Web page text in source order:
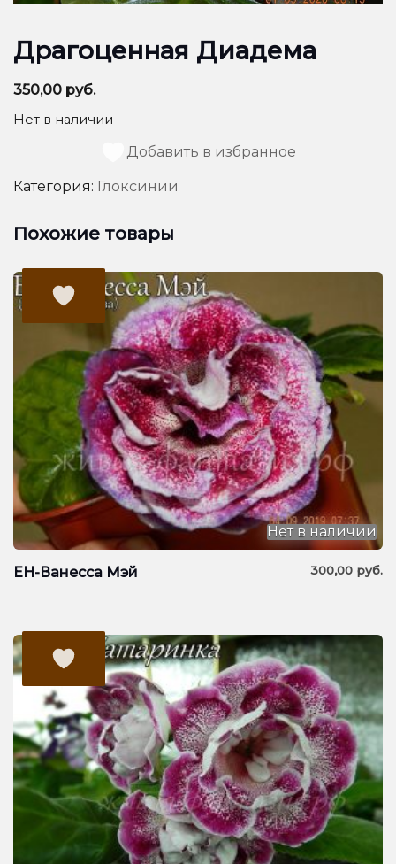
Драгоценная Диадема
350,00 руб.
Нет в наличии
Добавить в избранное
Категория: Глоксинии
Похожие товары
ЕН-Ванесса Мэй 300,00 руб.
Нет в наличии